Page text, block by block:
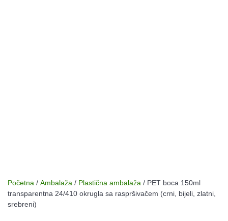
Početna / Ambalaža / Plastična ambalaža / PET boca 150ml
transparentna 24/410 okrugla sa raspršivačem (crni, bijeli, zlatni,
srebreni)